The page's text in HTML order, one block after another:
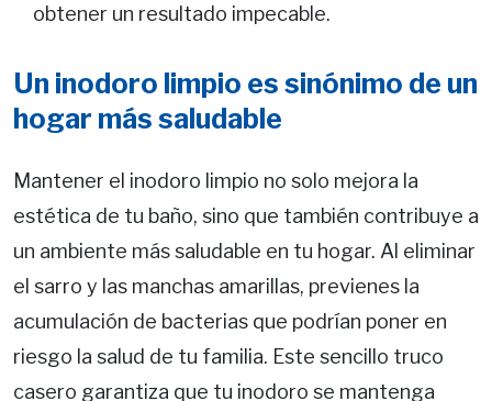
obtener un resultado impecable.
Un inodoro limpio es sinónimo de un
hogar más saludable
Mantener el inodoro limpio no solo mejora la
estética de tu baño, sino que también contribuye a
un ambiente más saludable en tu hogar. Al eliminar
el sarro y las manchas amarillas, previenes la
acumulación de bacterias que podrían poner en
riesgo la salud de tu familia. Este sencillo truco
casero garantiza que tu inodoro se mantenga